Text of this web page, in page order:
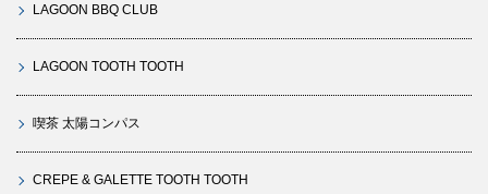
LAGOON BBQ CLUB
LAGOON TOOTH TOOTH
喫茶 太陽コンパス
CREPE & GALETTE TOOTH TOOTH